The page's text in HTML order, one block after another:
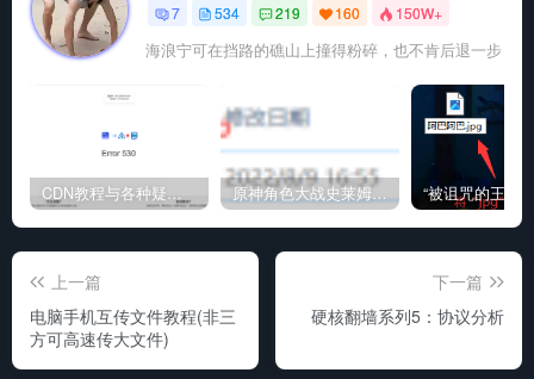
7 534 219 160 150W+
海浪宁可在挡路的礁山上撞得粉碎，也不肯后退一步
CDN教程与各种疑难杂症解决方法 原神角色大战史莱姆与丘丘人高质量视频
上一篇
电脑手机互传文件教程(非三
方可高速传大文件)
下一篇
硬核翻墙系列5：协议分析